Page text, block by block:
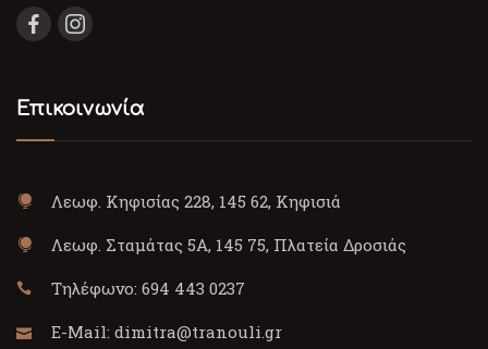
Επικοινωνία
Λεωφ. Κηφισίας 228, 145 62, Κηφισιά
Λεωφ. Σταμάτας 5Α, 145 75, Πλατεία Δροσιάς
Τηλέφωνο: 694 443 0237
E-Mail: dimitra@tranouli.gr